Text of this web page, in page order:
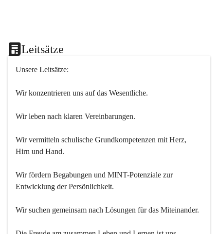
Leitsätze
Unsere Leitsätze:
Wir konzentrieren uns auf das Wesentliche.
Wir leben nach klaren Vereinbarungen.
Wir vermitteln schulische Grundkompetenzen mit Herz,
Hirn und Hand.
Wir fördern Begabungen und MINT-Potenziale zur
Entwicklung der Persönlichkeit.
Wir suchen gemeinsam nach Lösungen für das Miteinander.